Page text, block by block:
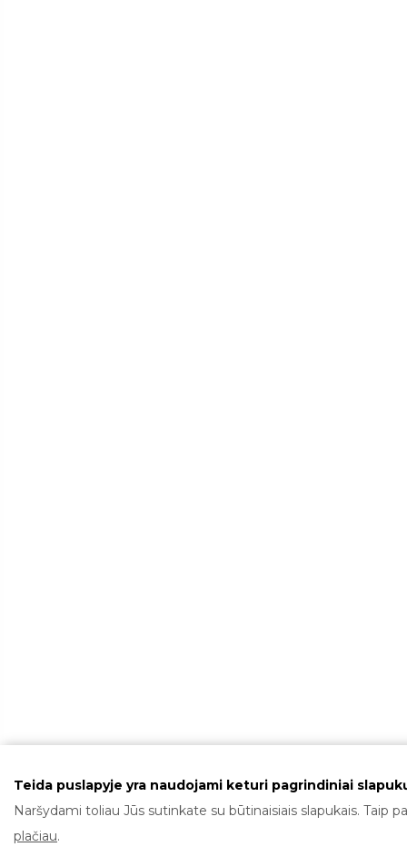
Teida puslapyje yra naudojami keturi pagrindiniai
Naršydami toliau Jūs sutinkate su būtinaisiais slapukais. Taip
plačiau.